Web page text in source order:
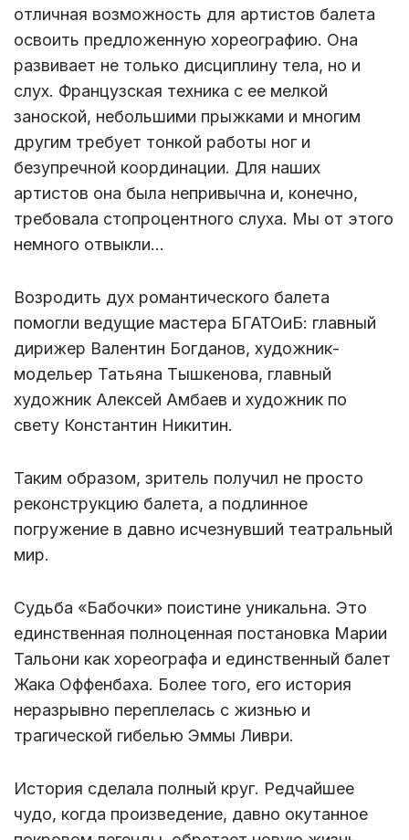
отличная возможность для артистов балета
освоить предложенную хореографию. Она
развивает не только дисциплину тела, но и
слух. Французская техника с ее мелкой
заноской, небольшими прыжками и многим
другим требует тонкой работы ног и
безупречной координации. Для наших
артистов она была непривычна и, конечно,
требовала стопроцентного слуха. Мы от этого
немного отвыкли…
Возродить дух романтического балета
помогли ведущие мастера БГАТОиБ: главный
дирижер Валентин Богданов, художник-
модельер Татьяна Тышкенова, главный
художник Алексей Амбаев и художник по
свету Константин Никитин.
Таким образом, зритель получил не просто
реконструкцию балета, а подлинное
погружение в давно исчезнувший театральный
мир.
Судьба «Бабочки» поистине уникальна. Это
единственная полноценная постановка Марии
Тальони как хореографа и единственный балет
Жака Оффенбаха. Более того, его история
неразрывно переплелась с жизнью и
трагической гибелью Эммы Ливри.
История сделала полный круг. Редчайшее
чудо, когда произведение, давно окутанное